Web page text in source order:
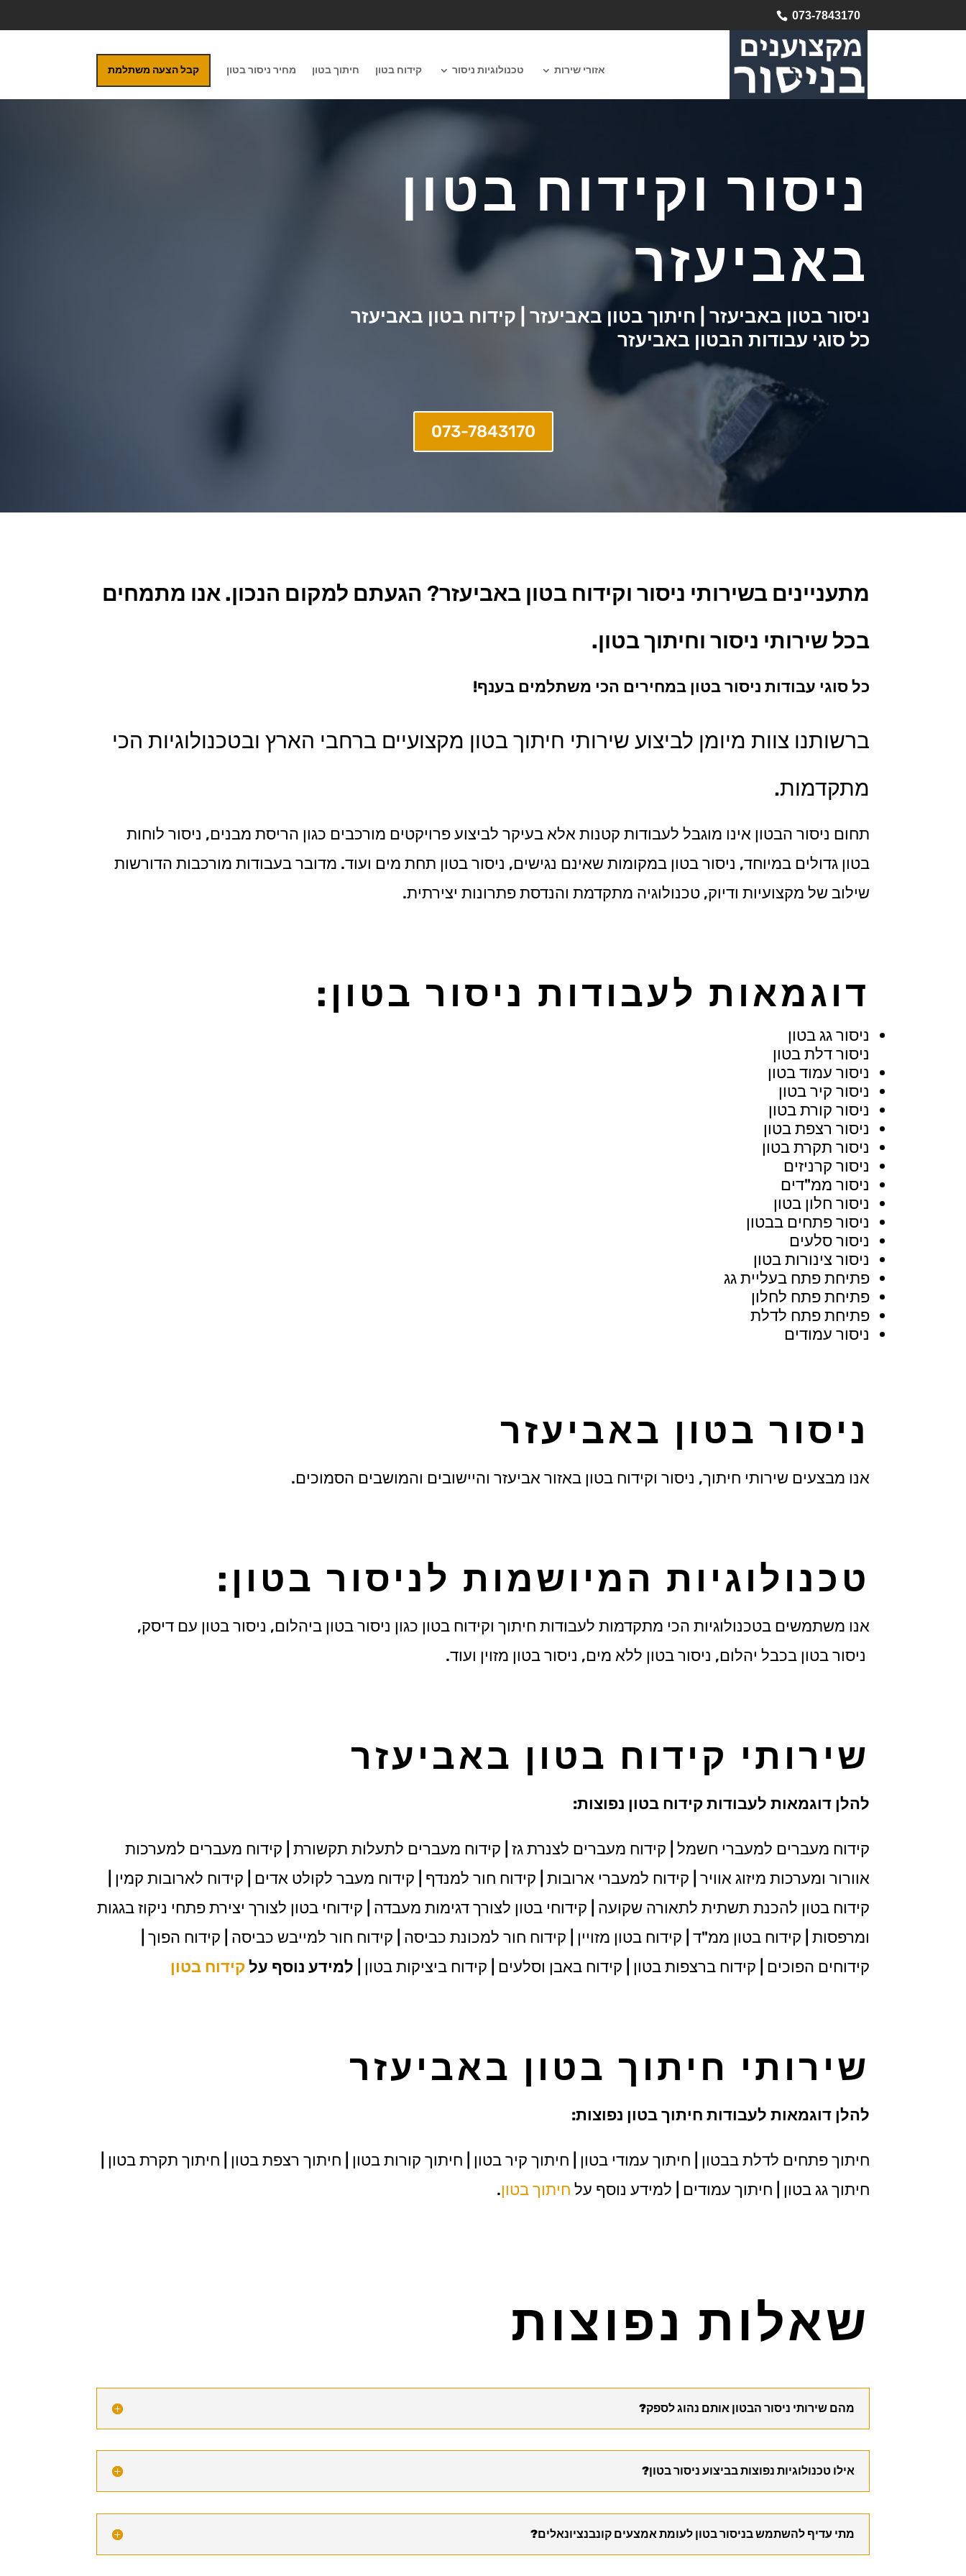
073-7843170
אזורי שירות טכנולוגיות ניסור קידוח בטון חיתוך בטון מחיר ניסור בטון קבל הצעה משתלמת
ניסור וקידוח בטון
באביעזר
ניסור בטון באביעזר | חיתוך בטון באביעזר | קידוח בטון באביעזר
כל סוגי עבודות הבטון באביעזר
073-7843170
מתעניינים בשירותי ניסור וקידוח בטון באביעזר? הגעתם למקום הנכון. אנו מתמחים
בכל שירותי ניסור וחיתוך בטון.
כל סוגי עבודות ניסור בטון במחירים הכי משתלמים בענף!
ברשותנו צוות מיומן לביצוע שירותי חיתוך בטון מקצועיים ברחבי הארץ ובטכנולוגיות הכי
מתקדמות.
תחום ניסור הבטון אינו מוגבל לעבודות קטנות אלא בעיקר לביצוע פרויקטים מורכבים כגון הריסת מבנים, ניסור לוחות
בטון גדולים במיוחד, ניסור בטון במקומות שאינם נגישים, ניסור בטון תחת מים ועוד. מדובר בעבודות מורכבות הדורשות
שילוב של מקצועיות ודיוק, טכנולוגיה מתקדמת והנדסת פתרונות יצירתית.
דוגמאות לעבודות ניסור בטון:
ניסור גג בטון
ניסור דלת בטון
ניסור עמוד בטון
ניסור קיר בטון
ניסור קורת בטון
ניסור רצפת בטון
ניסור תקרת בטון
ניסור קרניזים
ניסור ממ"דים
ניסור חלון בטון
ניסור פתחים בבטון
ניסור סלעים
ניסור צינורות בטון
פתיחת פתח בעליית גג
פתיחת פתח לחלון
פתיחת פתח לדלת
ניסור עמודים
ניסור בטון באביעזר
אנו מבצעים שירותי חיתוך, ניסור וקידוח בטון באזור אביעזר והיישובים והמושבים הסמוכים.
טכנולוגיות המיושמות לניסור בטון:
אנו משתמשים בטכנולוגיות הכי מתקדמות לעבודות חיתוך וקידוח בטון כגון ניסור בטון ביהלום, ניסור בטון עם דיסק,
ניסור בטון בכבל יהלום, ניסור בטון ללא מים, ניסור בטון מזוין ועוד.
שירותי קידוח בטון באביעזר
להלן דוגמאות לעבודות קידוח בטון נפוצות:
קידוח מעברים למעברי חשמל | קידוח מעברים לצנרת גז | קידוח מעברים לתעלות תקשורת | קידוח מעברים למערכות
אוורור ומערכות מיזוג אוויר | קידוח למעברי ארובות | קידוח חור למנדף | קידוח מעבר לקולט אדים | קידוח לארובות קמין |
קידוח בטון להכנת תשתית לתאורה שקועה | קידוחי בטון לצורך דגימות מעבדה | קידוחי בטון לצורך יצירת פתחי ניקוז בגגות
ומרפסות | קידוח בטון ממ"ד | קידוח בטון מזויין | קידוח חור למכונת כביסה | קידוח חור למייבש כביסה | קידוח הפוך |
קידוחים הפוכים | קידוח ברצפות בטון | קידוח באבן וסלעים | קידוח ביציקות בטון | למידע נוסף עלקידוח בטון
שירותי חיתוך בטון באביעזר
להלן דוגמאות לעבודות חיתוך בטון נפוצות:
חיתוך פתחים לדלת בבטון | חיתוך עמודי בטון | חיתוך קיר בטון | חיתוך קורות בטון | חיתוך רצפת בטון | חיתוך תקרת בטון |
חיתוך גג בטון | חיתוך עמודים | למידע נוסף על חיתוך בטון.
שאלות נפוצות
מהם שירותי ניסור הבטון אותם נהוג לספק?
אילו טכנולוגיות נפוצות בביצוע ניסור בטון?
מתי עדיף להשתמש בניסור בטון לעומת אמצעים קונבנציונאלים?